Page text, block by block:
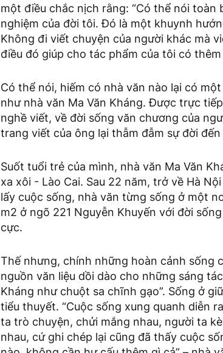
một điều chắc nịch rằng: “Có thể nói
nghiệm của đời tôi. Đó là một khuynh
Không đi viết chuyện của người khác mà
điều đó giúp cho tác phẩm của tôi có thêm
Có thể nói, hiếm có nhà văn nào lại có
như nhà văn Ma Văn Kháng. Được trực
nghề viết, về đời sống văn chương của
trang viết của ông lại thẫm đẫm sự đời
Suốt tuổi trẻ của mình, nhà văn Ma Văn
xa xôi - Lào Cai. Sau 22 năm, trở về Hà
lấy cuộc sống, nhà văn từng sống ở một
m2 ở ngõ 221 Nguyễn Khuyến với đời
cực.
Thế nhưng, chính những hoàn cảnh sống
nguồn văn liệu dồi dào cho những sáng
Kháng như chuột sa chĩnh gạo”. Sống ở
tiểu thuyết. “Cuộc sống xung quanh diễn
ta trò chuyện, chửi mắng nhau, người ta
nhau, cứ ghi chép lại cũng đã thấy cuộc